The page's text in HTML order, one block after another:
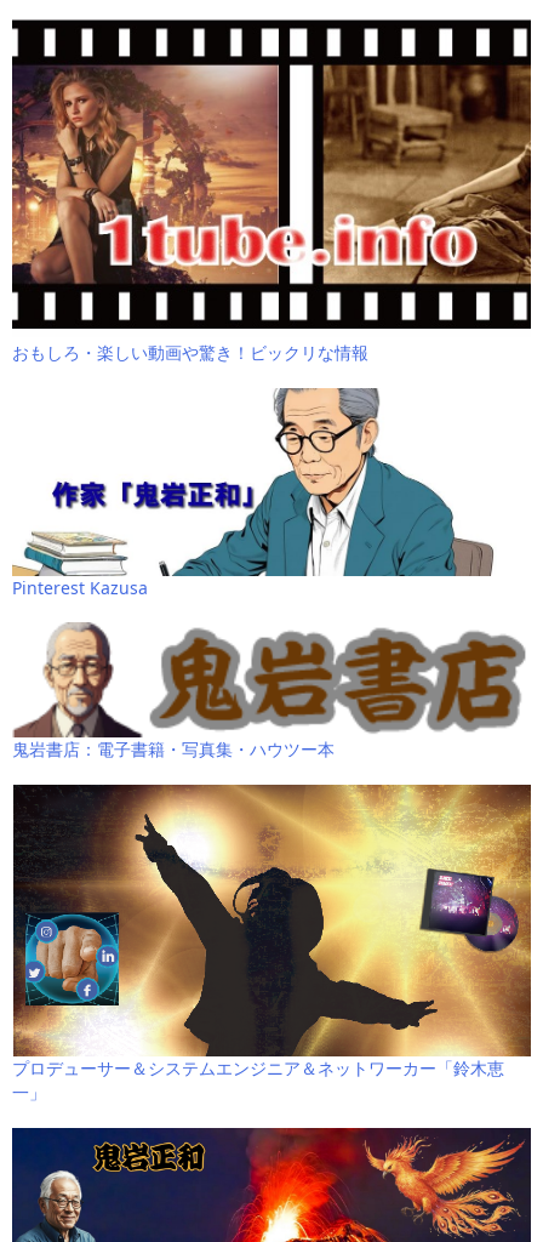
おもしろ・楽しい動画や驚き！ビックリな情報
Pinterest Kazusa
鬼岩書店：電子書籍・写真集・ハウツー本
プロデューサー＆システムエンジニア＆ネットワーカー「鈴木恵
一」